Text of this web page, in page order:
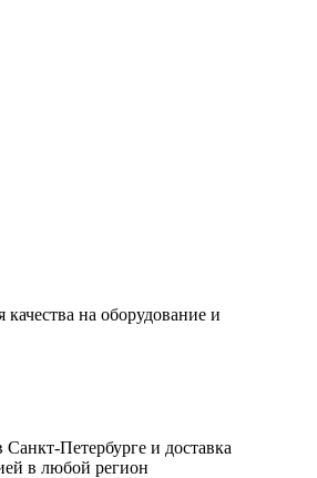
на оборудование и
Петербурге и доставка
в любой регион